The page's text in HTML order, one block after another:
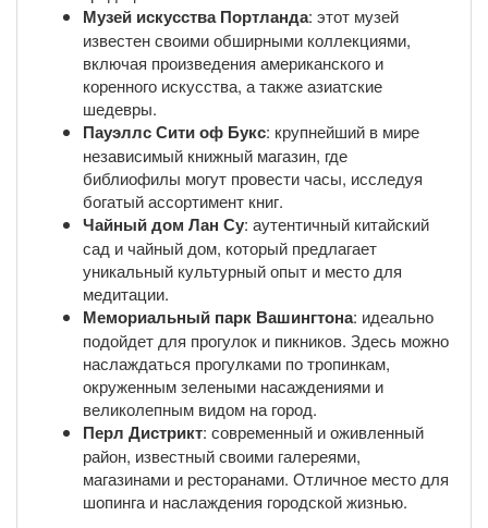
Музей искусства Портланда: этот музей
известен своими обширными коллекциями,
включая произведения американского и
коренного искусства, а также азиатские
шедевры.
Пауэллс Сити оф Букс: крупнейший в мире
независимый книжный магазин, где
библиофилы могут провести часы, исследуя
богатый ассортимент книг.
Чайный дом Лан Су: аутентичный китайский
сад и чайный дом, который предлагает
уникальный культурный опыт и место для
медитации.
Мемориальный парк Вашингтона: идеально
подойдет для прогулок и пикников. Здесь можно
наслаждаться прогулками по тропинкам,
окруженным зелеными насаждениями и
великолепным видом на город.
Перл Дистрикт: современный и оживленный
район, известный своими галереями,
магазинами и ресторанами. Отличное место для
шопинга и наслаждения городской жизнью.